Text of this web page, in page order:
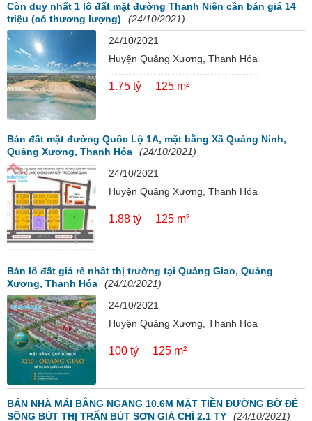
Còn duy nhất 1 lô đất mặt đường Thanh Niên cần bán giá 14
triệu (có thương lượng)
(24/10/2021)
24/10/2021
Huyện Quảng Xương, Thanh Hóa
1.75 tỷ 125 m²
Bán đất mặt đường Quốc Lộ 1A, mặt bằng Xã Quảng Ninh,
Quảng Xương, Thanh Hóa
(24/10/2021)
24/10/2021
Huyện Quảng Xương, Thanh Hóa
1.88 tỷ 125 m²
Bán lô đất giá rẻ nhất thị trường tại Quảng Giao, Quảng
Xương, Thanh Hóa
(24/10/2021)
24/10/2021
Huyện Quảng Xương, Thanh Hóa
100 tỷ 125 m²
BÁN NHÀ MÁI BẰNG NGANG 10.6M MẶT TIỀN ĐƯỜNG BỜ ĐÊ
SÔNG BÚT THỊ TRẤN BÚT SƠN GIÁ CHỈ 2.1 TY
(24/10/2021)